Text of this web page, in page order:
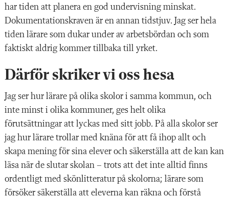
har tiden att planera en god undervisning minskat.
Dokumentationskraven är en annan tidstjuv. Jag ser hela
tiden lärare som dukar under av arbetsbördan och som
faktiskt aldrig kommer tillbaka till yrket.
Därför skriker vi oss hesa
Jag ser hur lärare på olika skolor i samma kommun, och
inte minst i olika kommuner, ges helt olika
förutsättningar att lyckas med sitt jobb. På alla skolor ser
jag hur lärare trollar med knäna för att få ihop allt och
skapa mening för sina elever och säkerställa att de kan kan
läsa när de slutar skolan – trots att det inte alltid finns
ordentligt med skönlitteratur på skolorna; lärare som
försöker säkerställa att eleverna kan räkna och förstå